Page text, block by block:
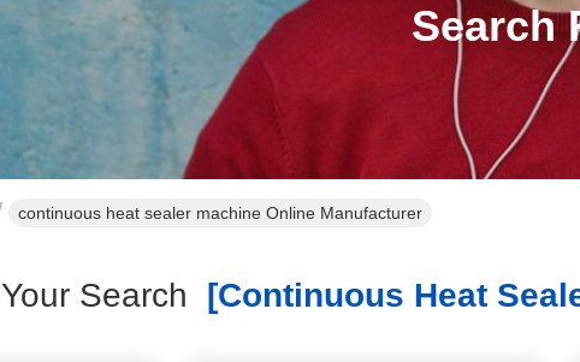
Search
continuous heat sealer machine Online Manufacturer
Your Search [continuous Heat